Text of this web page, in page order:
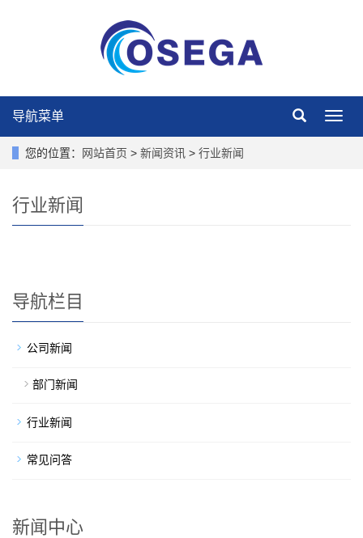
导
导航菜单
您的位置： 网站首页 > 新闻资讯 > 行业新闻
行业新闻
导航栏目
公司新闻
部门新闻
行业新闻
常见问答
新闻中心